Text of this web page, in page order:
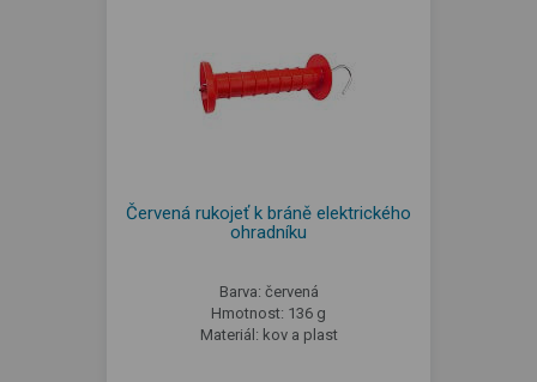
Červená rukojeť k bráně elektrického
ohradníku
Barva: červená
Hmotnost: 136 g
Materiál: kov a plast